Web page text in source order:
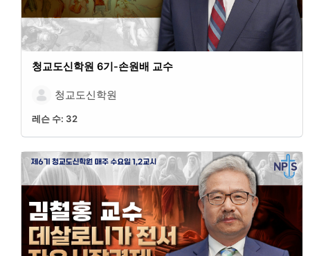
청교도신학원 6기-손원배 교수
청교도신학원
레슨 수: 32